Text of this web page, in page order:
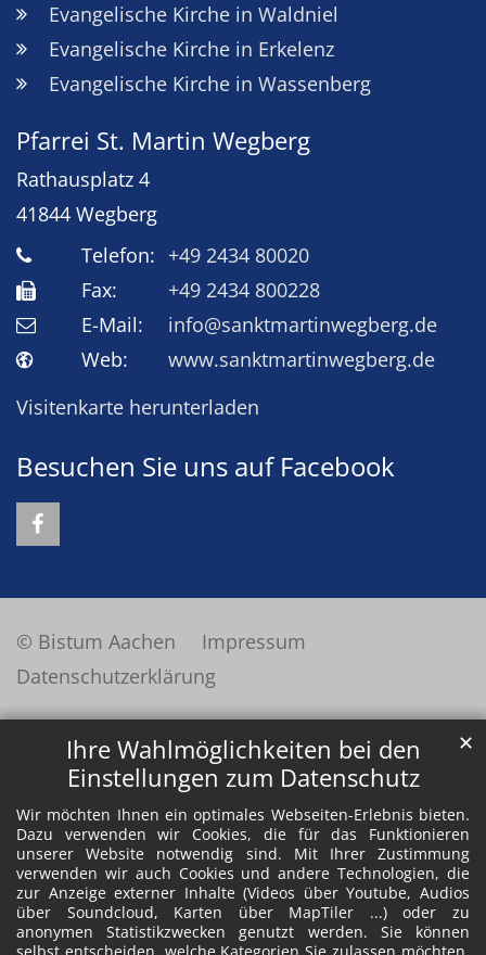
Ihre Wahlmöglichkeiten bei den
Einstellungen zum Datenschutz
Wir möchten Ihnen ein optimales Webseiten-Erlebnis bieten.
Dazu verwenden wir Cookies, die für das Funktionieren
unserer Website notwendig sind. Mit Ihrer Zustimmung
verwenden wir auch Cookies und andere Technologien, die
zur Anzeige externer Inhalte (Videos über Youtube, Audios
über Soundcloud, Karten über MapTiler ...) oder zu
anonymen Statistikzwecken genutzt werden. Sie können
✕
Evangelische Kirche in Waldniel
Evangelische Kirche in Erkelenz
Evangelische Kirche in Wassenberg
Pfarrei St. Martin Wegberg
Rathausplatz 4
41844 Wegberg
Telefon: +49 2434 80020
Fax:
+49 2434 800228
E-Mail:
info@sanktmartinwegberg.de
Web:
www.sanktmartinwegberg.de
Visitenkarte herunterladen
Besuchen Sie uns auf Facebook
© Bistum Aachen
Impressum
Datenschutzerklärung